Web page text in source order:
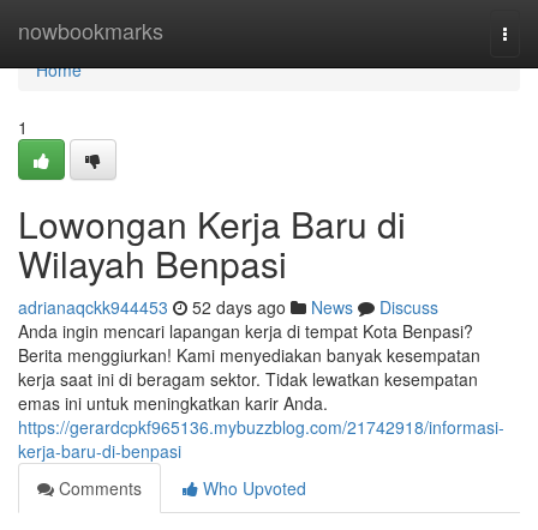
nowbookmarks
Home
Home
1
Lowongan Kerja Baru di
Wilayah Benpasi
adrianaqckk944453 52 days ago News
Discuss
Anda ingin mencari lapangan kerja di tempat Kota Benpasi?
Berita menggiurkan! Kami menyediakan banyak kesempatan
kerja saat ini di beragam sektor. Tidak lewatkan kesempatan
emas ini untuk meningkatkan karir Anda.
https://gerardcpkf965136.mybuzzblog.com/21742918/informasi-
kerja-baru-di-benpasi
Comments
Who Upvoted